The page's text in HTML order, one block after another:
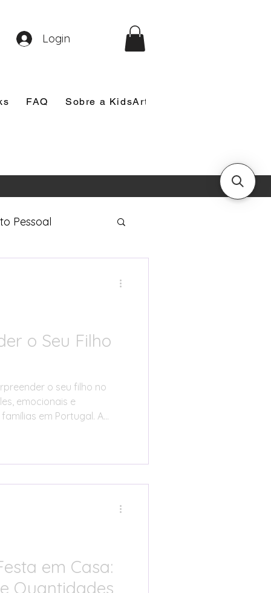
FAQ Sobre a KidsArt
Login
Pessoal
Prática
Cozinha Familiar
Real
o Seu Filho
o seu filho no
emocionais e
em Portugal. A
e experiências
em Casa:
Quantidades